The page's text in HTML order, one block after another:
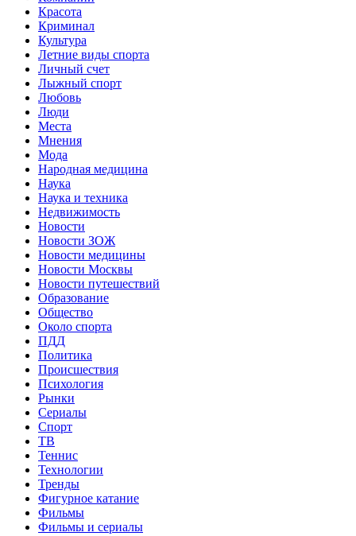
Красота
Криминал
Культура
Летние виды спорта
Личный счет
Лыжный спорт
Любовь
Люди
Места
Мнения
Мода
Народная медицина
Наука
Наука и техника
Недвижимость
Новости
Новости ЗОЖ
Новости медицины
Новости Москвы
Новости путешествий
Образование
Общество
Около спорта
ПДД
Политика
Происшествия
Психология
Рынки
Сериалы
Спорт
ТВ
Теннис
Технологии
Тренды
Фигурное катание
Фильмы
Фильмы и сериалы